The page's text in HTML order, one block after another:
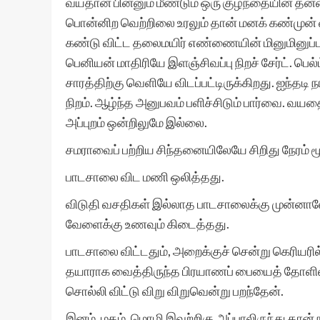
பொன்னிற வெற்றிலை உரலும் தான் மனக் கண்முன்
கண்டு விட்ட தலைமயிர் எண்ணையின்
பெனியன் மாதிரியே இளஞ்சிவப்பு நிறச் சேர்ட்.
சாரத்திற்கு வெளியே விடப்பட்டிருக்கிறது.
நிறம். ஆழ்ந்த அனுபவம் பளிச்சிடும் பார்வை. வயதை
அப்புறம் ஒன்றிலுமே இல்லை.
சமராவைப் பற்றிய சிந்தனையிலேயே சிறிது நேரம்
பாடசாலை விட மணி ஒலித்தது.
விடுதி வசதிகள் இல்லாத பாடசாலைக்கு
வேளைக்கு உணவும் கிடைத்தது.
பாடசாலை விட்டதும், அறைக்குச் சென்று
தயாராக வைத்திருந்த பிரயாணப் பையைத்
சொல்லி விட்டு விறு விறுவென்று பறந்தேன்.